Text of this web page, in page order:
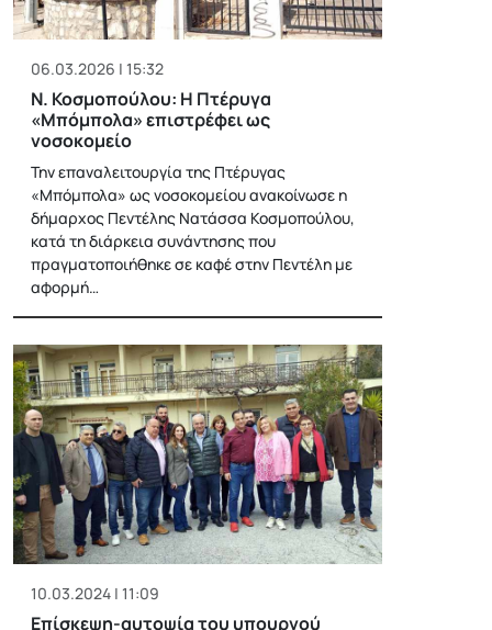
06.03.2026 | 15:32
Ν. Κοσμοπούλου: Η Πτέρυγα
«Μπόμπολα» επιστρέφει ως
νοσοκομείο
Την επαναλειτουργία της Πτέρυγας
«Μπόμπολα» ως νοσοκομείου ανακοίνωσε η
δήμαρχος Πεντέλης Νατάσσα Κοσμοπούλου,
κατά τη διάρκεια συνάντησης που
πραγματοποιήθηκε σε καφέ στην Πεντέλη με
αφορμή…
10.03.2024 | 11:09
Επίσκεψη-αυτοψία του υπουργού